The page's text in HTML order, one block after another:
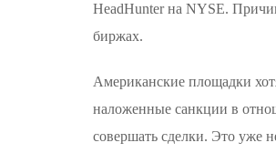
HeadHunter на NYSE.
биржах.
Американские площадки
наложенные санкции в
совершать сделки. Это уже